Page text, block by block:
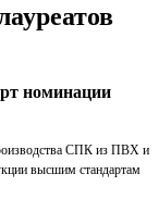
номинации
СПК из ПВХ и
высшим стандартам